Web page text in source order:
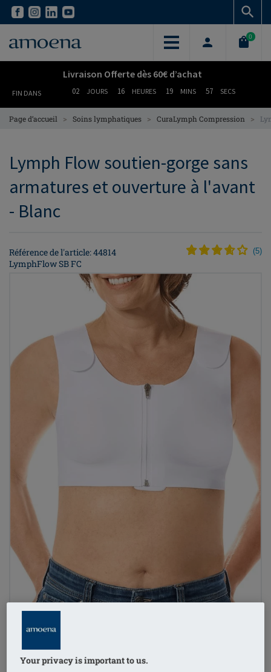
Skip
content
Skip
content
0
Livraison Offerte dès 60€ d’achat
FIN DANS 02 JOURS 16 HEURES 19 MINS 56 SECS
Page d’accueil > Soins lymphatiques > CuraLymph Compression >
Lymph Flow soutien-gorge sans
armatures et ouverture à l'avant
- Blanc
Référence de l'article: 44814
LymphFlow SB FC
(5)
Your privacy is important to us.